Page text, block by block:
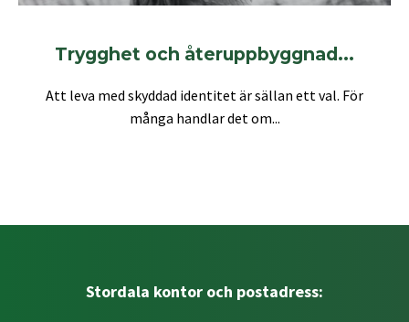
Trygghet och återuppbyggnad...
Att leva med skyddad identitet är sällan ett val. För
många handlar det om...
Stordala kontor och postadress: